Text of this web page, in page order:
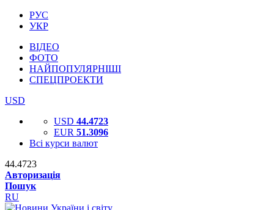
РУС
УКР
ВІДЕО
ФОТО
НАЙПОПУЛЯРНІШІ
СПЕЦПРОЕКТИ
USD
USD 44.4723
EUR 51.3096
Всі курси валют
44.4723
Авторизація
Пошук
RU